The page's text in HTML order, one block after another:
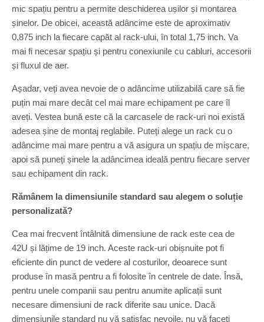
mic spațiu pentru a permite deschiderea ușilor și montarea
șinelor. De obicei, această adâncime este de aproximativ
0,875 inch la fiecare capăt al rack-ului, în total 1,75 inch. Va
mai fi necesar spațiu și pentru conexiunile cu cabluri, accesorii
și fluxul de aer.
Așadar, veți avea nevoie de o adâncime utilizabilă care să fie
puțin mai mare decât cel mai mare echipament pe care îl
aveți. Vestea bună este că la carcasele de rack-uri noi există
adesea șine de montaj reglabile. Puteți alege un rack cu o
adâncime mai mare pentru a vă asigura un spațiu de mișcare,
apoi să puneți șinele la adâncimea ideală pentru fiecare server
sau echipament din rack.
Rămânem la dimensiunile standard sau alegem o soluție
personalizată?
Cea mai frecvent întâlnită dimensiune de rack este cea de
42U și lățime de 19 inch. Aceste rack-uri obișnuite pot fi
eficiente din punct de vedere al costurilor, deoarece sunt
produse în masă pentru a fi folosite în centrele de date. Însă,
pentru unele companii sau pentru anumite aplicații sunt
necesare dimensiuni de rack diferite sau unice. Dacă
dimensiunile standard nu vă satisfac nevoile, nu vă faceți